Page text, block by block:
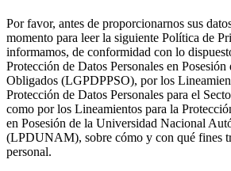
Por favor, antes de proporcionarnos sus
momento para leer la siguiente Política de
informamos, de conformidad con lo
Protección de Datos Personales en Posesión
Obligados (LGPDPPSO), por los
Protección de Datos Personales para el
como por los Lineamientos para la
en Posesión de la Universidad Nacional
(LPDUNAM), sobre cómo y con qué fines
personal.